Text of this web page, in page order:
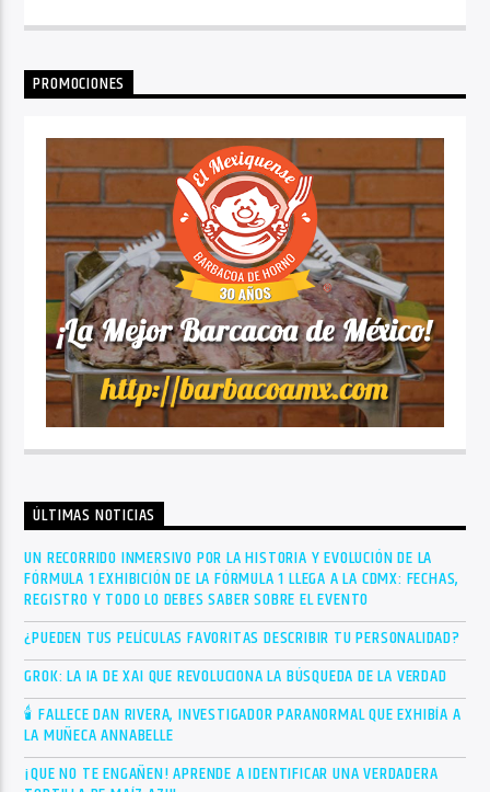
PROMOCIONES
ÚLTIMAS NOTICIAS
UN RECORRIDO INMERSIVO POR LA HISTORIA Y EVOLUCIÓN DE LA
FÓRMULA 1 EXHIBICIÓN DE LA FÓRMULA 1 LLEGA A LA CDMX: FECHAS,
REGISTRO Y TODO LO DEBES SABER SOBRE EL EVENTO
¿PUEDEN TUS PELÍCULAS FAVORITAS DESCRIBIR TU PERSONALIDAD?
GROK: LA IA DE XAI QUE REVOLUCIONA LA BÚSQUEDA DE LA VERDAD
🕯 FALLECE DAN RIVERA, INVESTIGADOR PARANORMAL QUE EXHIBÍA A
LA MUÑECA ANNABELLE
¡QUE NO TE ENGAÑEN! APRENDE A IDENTIFICAR UNA VERDADERA